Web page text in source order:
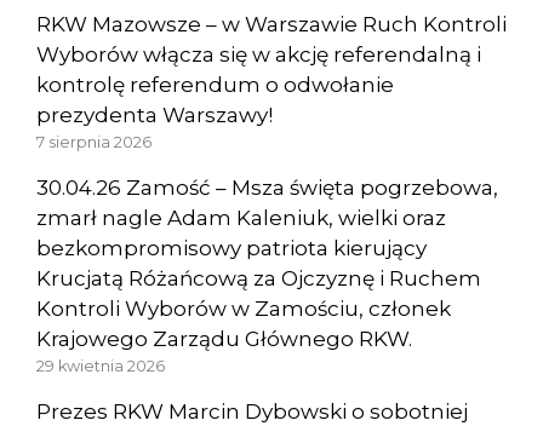
RKW Mazowsze – w Warszawie Ruch Kontroli
Wyborów włącza się w akcję referendalną i
kontrolę referendum o odwołanie
prezydenta Warszawy!
7 sierpnia 2026
30.04.26 Zamość – Msza święta pogrzebowa,
zmarł nagle Adam Kaleniuk, wielki oraz
bezkompromisowy patriota kierujący
Krucjatą Różańcową za Ojczyznę i Ruchem
Kontroli Wyborów w Zamościu, członek
Krajowego Zarządu Głównego RKW.
29 kwietnia 2026
Prezes RKW Marcin Dybowski o sobotniej